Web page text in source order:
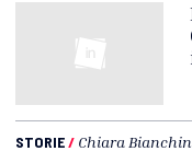
STORIE/ Chiara